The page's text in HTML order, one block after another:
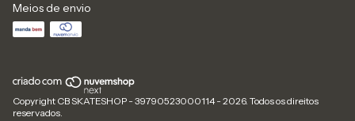
Meios de envio
Copyright CB SKATESHOP - 39790523000114 - 2026. Todos os direitos
reservados.